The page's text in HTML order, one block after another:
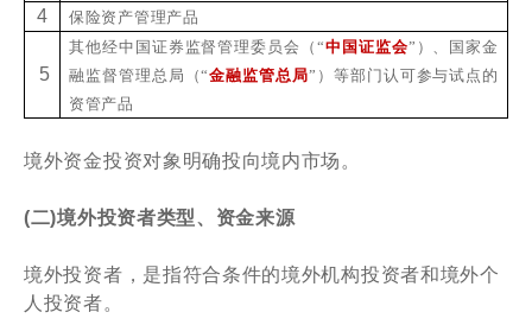
4 保险资产管理产品
5
其他经中国证券监督管理委员会（“中国证监会”）、国家金
融监督管理总局（“金融监管总局”）等部门认可参与试点的
资管产品
境外资金投资对象明确投向境内市场。
(二)境外投资者类型、资金来源
境外投资者，是指符合条件的境外机构投资者和境外个
人投资者。